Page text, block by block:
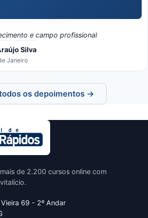
e campo profissional
Silva
Janeiro
os depoimentos →
de 2.200 cursos online com
69 - 2º Andar